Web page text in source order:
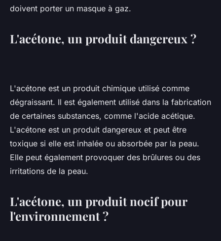
doivent porter un masque à gaz.
L'acétone, un produit dangereux ?
L'acétone est un produit chimique utilisé comme
dégraissant. Il est également utilisé dans la fabrication
de certaines substances, comme l'acide acétique.
L'acétone est un produit dangereux et peut être
toxique si elle est inhalée ou absorbée par la peau.
Elle peut également provoquer des brûlures ou des
irritations de la peau.
L'acétone, un produit nocif pour
l'environnement ?